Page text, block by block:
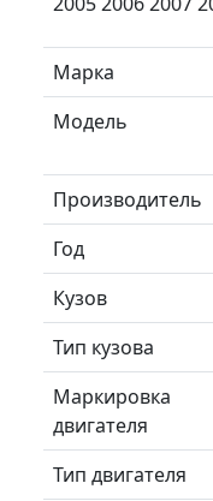
Марка
Модель
Производитель
Год
Кузов
Тип кузова
Маркировка
двигателя
Тип двигателя